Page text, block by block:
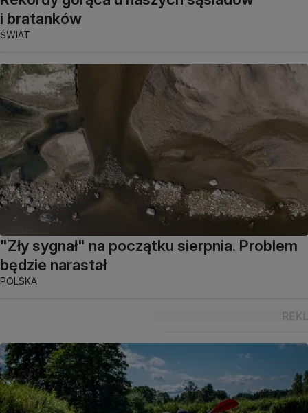
i bratanków
ŚWIAT
"Zły sygnał" na początku sierpnia. Problem
będzie narastał
POLSKA